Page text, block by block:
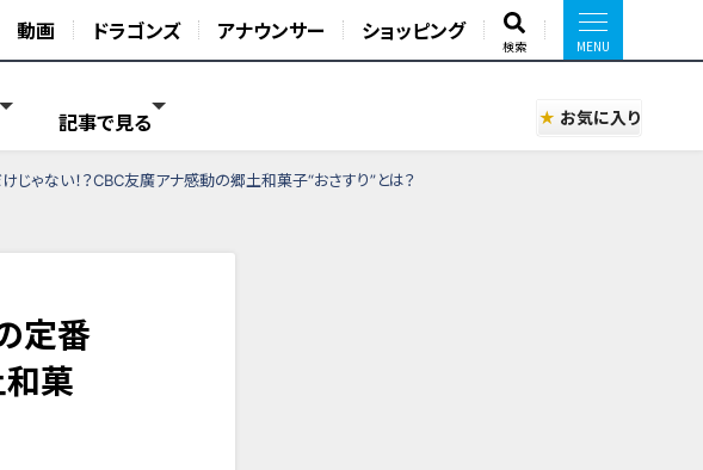
動画 ドラゴンズ アナウンサー ショッピング
検索
記事で見る お気に入り
じゃない！？CBC友廣アナ感動の郷土和菓子“おさすり”とは？
定番
和菓